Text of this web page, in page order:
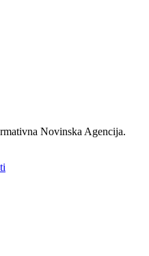
Novinska Agencija.